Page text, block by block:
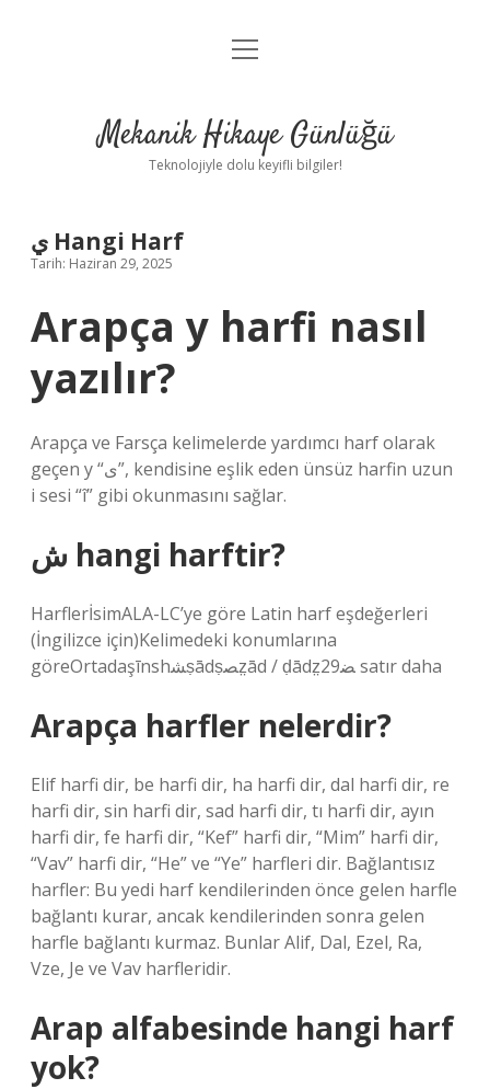
Anasayfa
Yasal Uyarı
menüyü
Mekanik Hikaye Günlüğü
Teknolojiyle dolu keyifli bilgiler!
ي Hangi Harf
Tarih: Haziran 29, 2025
Arapça y harfi nasıl
yazılır?
Arapça ve Farsça kelimelerde yardımcı harf olarak
geçen y “ی”, kendisine eşlik eden ünsüz harfin uzun
i sesi “î” gibi okunmasını sağlar.
ش hangi harftir?
HarflerİsimALA-LC’ye göre Latin harf eşdeğerleri
(İngilizce için)Kelimedeki konumlarına
göreOrtadaşīnshﺸṣādṣﺼz̤ād / ḍādz̤ﻀ29 satır daha
Arapça harfler nelerdir?
Elif harfi dir, be harfi dir, ha harfi dir, dal harfi dir, re
harfi dir, sin harfi dir, sad harfi dir, tı harfi dir, ayın
harfi dir, fe harfi dir, “Kef” harfi dir, “Mim” harfi dir,
“Vav” harfi dir, “He” ve “Ye” harfleri dir. Bağlantısız
harfler: Bu yedi harf kendilerinden önce gelen harfle
bağlantı kurar, ancak kendilerinden sonra gelen
harfle bağlantı kurmaz. Bunlar Alif, Dal, Ezel, Ra,
Vze, Je ve Vav harfleridir.
Arap alfabesinde hangi harf
yok?